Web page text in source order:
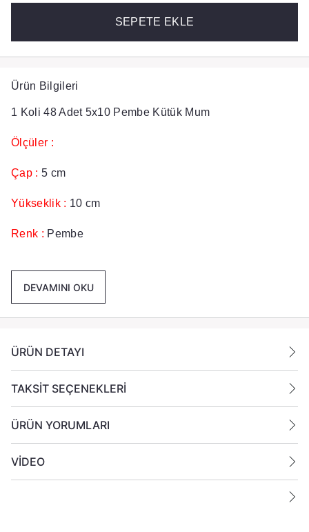
SEPETE EKLE
Ürün Bilgileri
1 Koli 48 Adet 5x10 Pembe Kütük Mum
Ölçüler :
Çap : 5 cm
Yükseklik : 10 cm
Renk : Pembe
Gönderilmektedir.
Yanan bir mumun durumunu belirli aralıklarla kontrol
edin.
Mumları yanıcı maddelerin yakınlarına koymayın.
DEVAMINI OKU
ÜRÜN DETAYI
TAKSİT SEÇENEKLERİ
ÜRÜN YORUMLARI
VİDEO